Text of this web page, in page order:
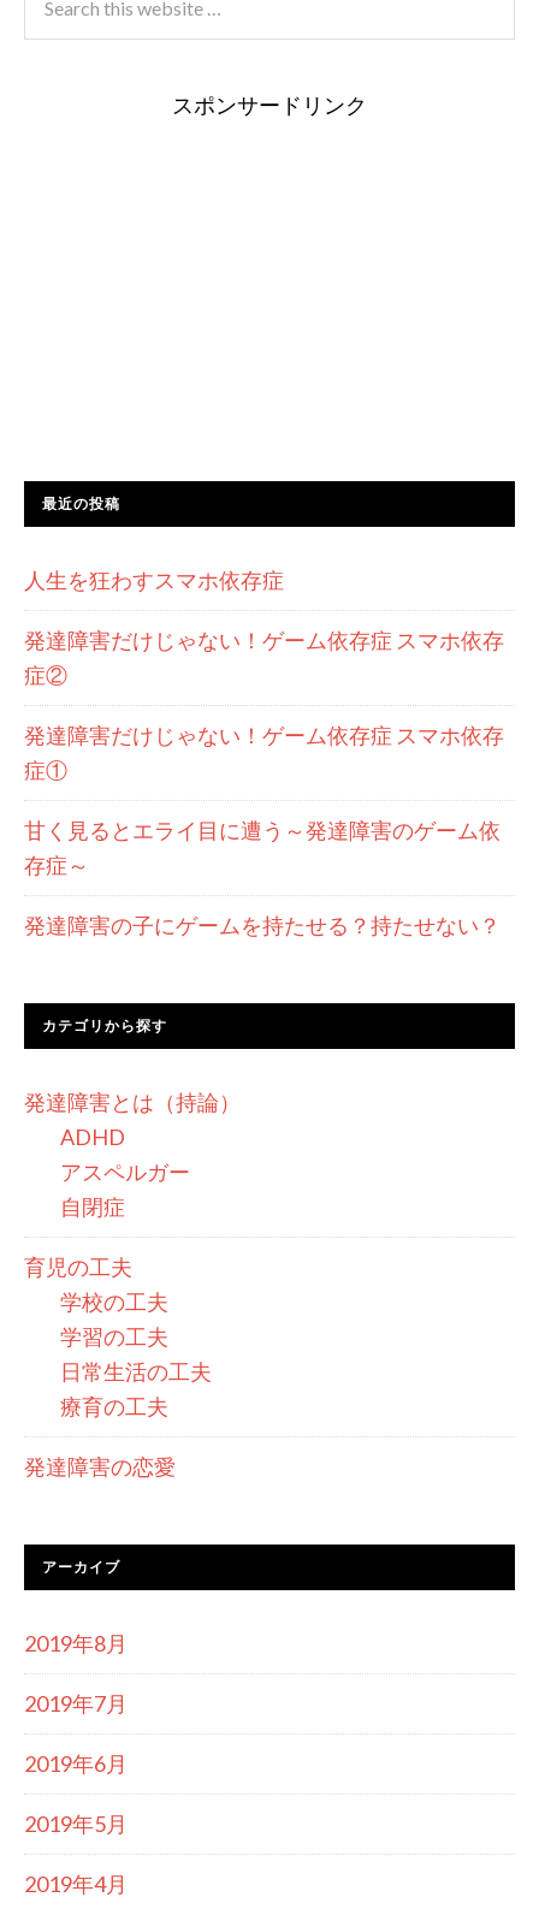
スポンサードリンク
最近の投稿
人生を狂わすスマホ依存症
発達障害だけじゃない！ゲーム依存症 スマホ依存
症②
発達障害だけじゃない！ゲーム依存症 スマホ依存
症①
甘く見るとエライ目に遭う～発達障害のゲーム依
存症～
発達障害の子にゲームを持たせる？持たせない？
カテゴリから探す
発達障害とは（持論）
ADHD
アスペルガー
自閉症
育児の工夫
学校の工夫
学習の工夫
日常生活の工夫
療育の工夫
発達障害の恋愛
アーカイブ
2019年8月
2019年7月
2019年6月
2019年5月
2019年4月